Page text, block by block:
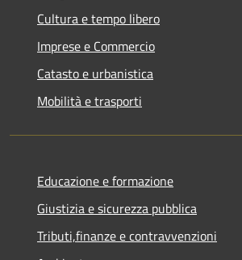
Cultura e tempo libero
Imprese e Commercio
Catasto e urbanistica
Mobilità e trasporti
Educazione e formazione
Giustizia e sicurezza pubblica
Tributi,finanze e contravvenzioni